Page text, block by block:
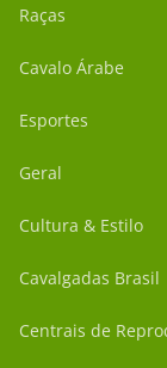
Raças
Cavalo Árabe
Esportes
Geral
Cultura & Estilo
Cavalgadas Brasil
Centrais de